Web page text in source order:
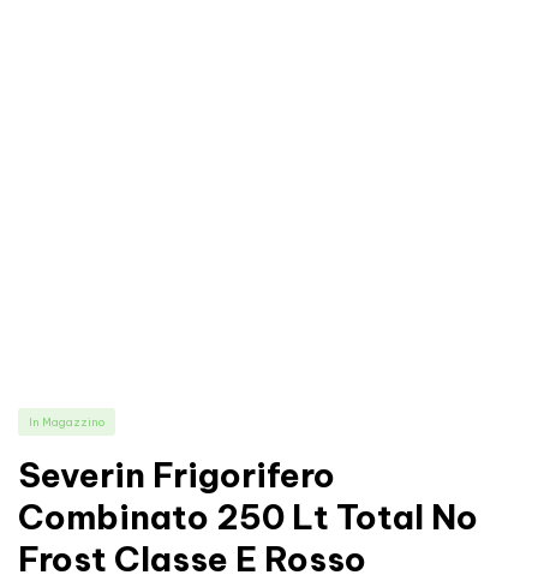
In Magazzino
Severin Frigorifero
Combinato 250 Lt Total No
Frost Classe E Rosso